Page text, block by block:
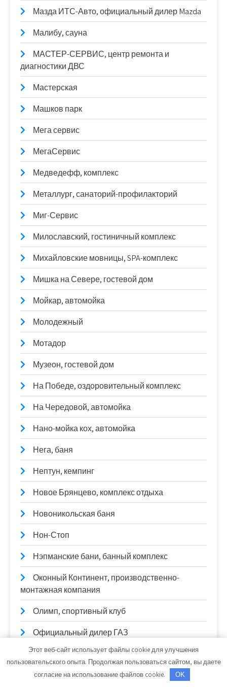
Мазда ИТС-Авто, официальный дилер Mazda
Малибу, сауна
МАСТЕР-СЕРВИС, центр ремонта и
диагностики ДВС
Мастерская
Машков парк
Мега сервис
МегаСервис
Медведефф, комплекс
Металлург, санаторий-профилакторий
Миг-Сервис
Милославский, гостиничный комплекс
Михайловские мовницы, SPA-комплекс
Мишка на Севере, гостевой дом
Мойкар, автомойка
Молодежный
Мотадор
Музеон, гостевой дом
На Победе, оздоровительный комплекс
На Чередовой, автомойка
Нано-мойка кох, автомойка
Нега, баня
Нептун, кемпинг
Новое Брянцево, комплекс отдыха
Новоникольская баня
Нон-Стоп
Нэпманские бани, банный комплекс
Оконный Континент, производственно-
монтажная компания
Олимп, спортивный клуб
Официальный дилер ГАЗ
Парилка на Пекинке, сауна
Паркет Master`s, мастерская по
Этот веб-сайт использует файлы cookie для улучшения
пользовательского опыта. Продолжая пользоваться сайтом, вы даете
согласие на использование файлов cookie.
OK